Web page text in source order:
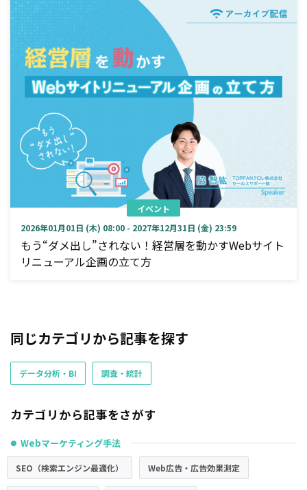
イベント
2026年01月01日 (木) 08:00 - 2027年12月31日 (金) 23:59
もう“ダメ出し”されない！経営層を動かすWebサイト
リニューアル企画の立て方
同じカテゴリから記事を探す
データ分析・BI 調査・統計
カテゴリから記事をさがす
● Webマーケティング手法
SEO（検索エンジン最適化） Web広告・広告効果測定